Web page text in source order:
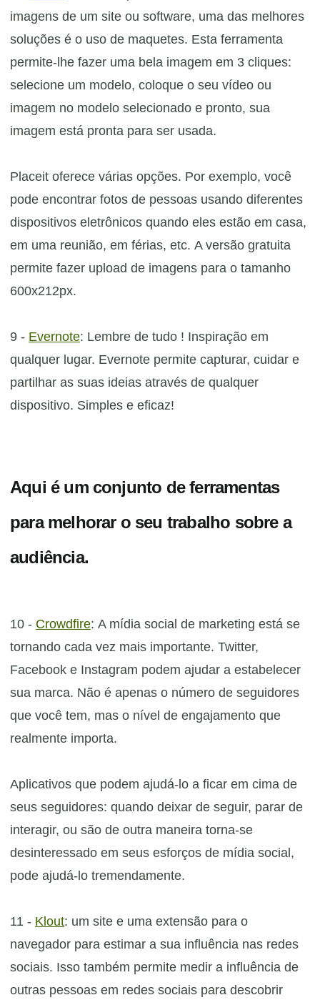
imagens de um site ou software, uma das melhores
soluções é o uso de maquetes. Esta ferramenta
permite-lhe fazer uma bela imagem em 3 cliques:
selecione um modelo, coloque o seu vídeo ou
imagem no modelo selecionado e pronto, sua
imagem está pronta para ser usada.
Placeit oferece várias opções. Por exemplo, você
pode encontrar fotos de pessoas usando diferentes
dispositivos eletrônicos quando eles estão em casa,
em uma reunião, em férias, etc. A versão gratuita
permite fazer upload de imagens para o tamanho
600x212px.
9 - Evernote: Lembre de tudo ! Inspiração em
qualquer lugar. Evernote permite capturar, cuidar e
partilhar as suas ideias através de qualquer
dispositivo. Simples e eficaz!
Aqui é um conjunto de ferramentas
para melhorar o seu trabalho sobre a
audiência.
10 - Crowdfire: A mídia social de marketing está se
tornando cada vez mais importante. Twitter,
Facebook e Instagram podem ajudar a estabelecer
sua marca. Não é apenas o número de seguidores
que você tem, mas o nível de engajamento que
realmente importa.
Aplicativos que podem ajudá-lo a ficar em cima de
seus seguidores: quando deixar de seguir, parar de
interagir, ou são de outra maneira torna-se
desinteressado em seus esforços de mídia social,
pode ajudá-lo tremendamente.
11 - Klout: um site e uma extensão para o
navegador para estimar a sua influência nas redes
sociais. Isso também permite medir a influência de
outras pessoas em redes sociais para descobrir